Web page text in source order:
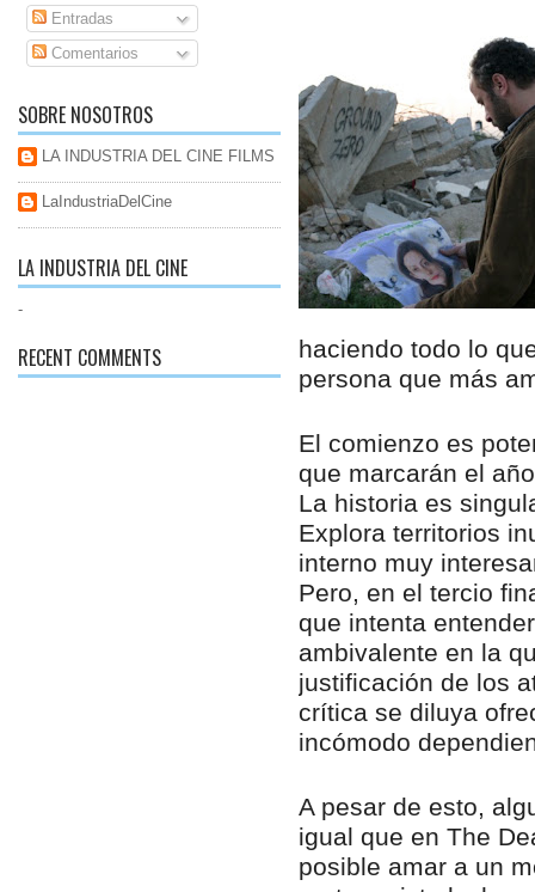
Entradas
Comentarios
SOBRE NOSOTROS
LA INDUSTRIA DEL CINE FILMS
LaIndustriaDelCine
LA INDUSTRIA DEL CINE
-
RECENT COMMENTS
haciendo todo lo
persona que más
El comienzo es
que marcarán el
La historia es
Explora territorios
interno muy
Pero, en el tercio
que intenta
ambivalente en la
justificación de los
crítica se diluya
incómodo
A pesar de esto,
igual que en The
posible amar a un